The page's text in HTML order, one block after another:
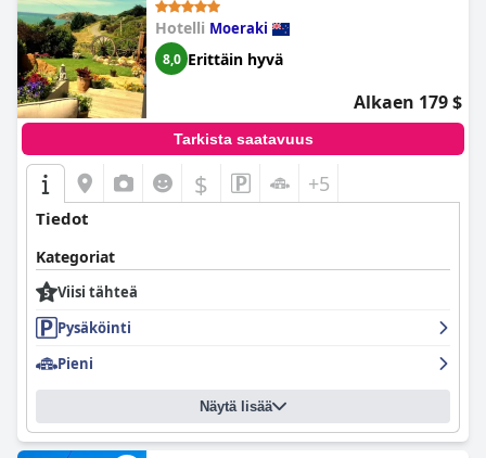
Hotelli Moeraki
8,0 Erittäin hyvä
Alkaen 179 $
Tarkista saatavuus
$ +5
Tiedot
Kategoriat
Viisi tähteä
Pysäköinti
Pieni
Näytä lisää